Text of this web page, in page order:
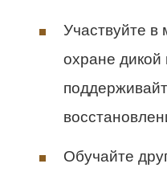
Участвуйте в
охране
Обучайте